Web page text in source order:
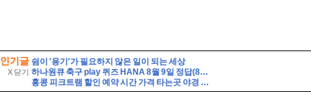
인기글
X 닫기
쉼이 '용기'가 필요하지 않은 일이 되는 세상
하나원큐 축구 play 퀴즈 HANA 8월 9일 정답(8월 8일(토), K리그1, 2 소속 14팀이 펼친 경기는 총 몇 경기일까요?)
홍콩 피크트램 할인 예약 시간 가격 타는곳 야경 자리 꿀팁